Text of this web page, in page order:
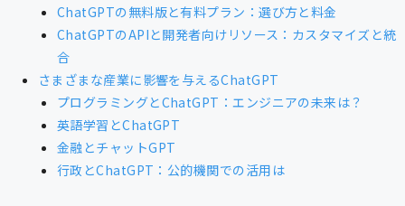
ChatGPTの無料版と有料プラン：選び方と料金
ChatGPTのAPIと開発者向けリソース：カスタマイズと統
合
さまざまな産業に影響を与えるChatGPT
プログラミングとChatGPT：エンジニアの未来は？
英語学習とChatGPT
金融とチャットGPT
行政とChatGPT：公的機関での活用は